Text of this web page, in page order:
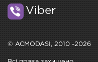
Viber
© ACMODASI, 2010 -2026